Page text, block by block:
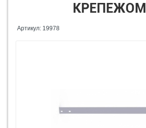
КРЕПЕЖОМ
Артикул: 19978